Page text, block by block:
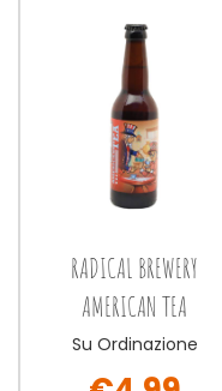
RADICAL BREWERY
AMERICAN TEA
Su Ordinazione